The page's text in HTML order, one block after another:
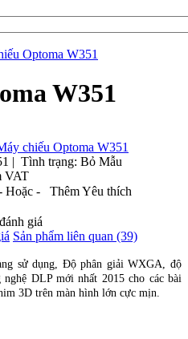
Optoma W351
W351
| Tình trạng: Bỏ Mẫu
VAT
Hoặc -
Thêm Yêu thích
giá
Sản phẩm liên quan (39)
sử dụng, Độ phân giải WXGA, độ
nghệ DLP mới nhất 2015 cho các bài
3D trên màn hình lớn cực mịn.